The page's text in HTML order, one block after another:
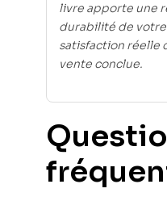
livre apporte une
durabilité de
satisfaction réelle
vente conclue.